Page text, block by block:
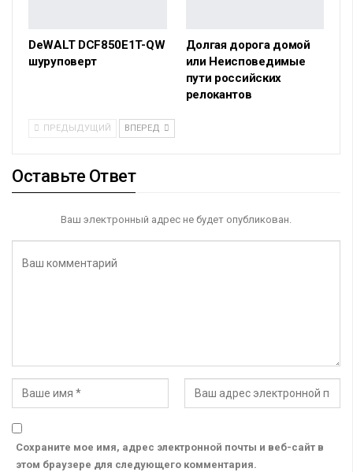
DeWALT DCF850E1T-QW
шуруповерт
Долгая дорога домой
или Неисповедимые
пути российских
релокантов
ПРЕДЫДУЩИЙ ВПЕРЕД
Оставьте Ответ
Ваш электронный адрес не будет опубликован.
Сохраните мое имя, адрес электронной почты и веб-сайт в
этом браузере для следующего комментария.